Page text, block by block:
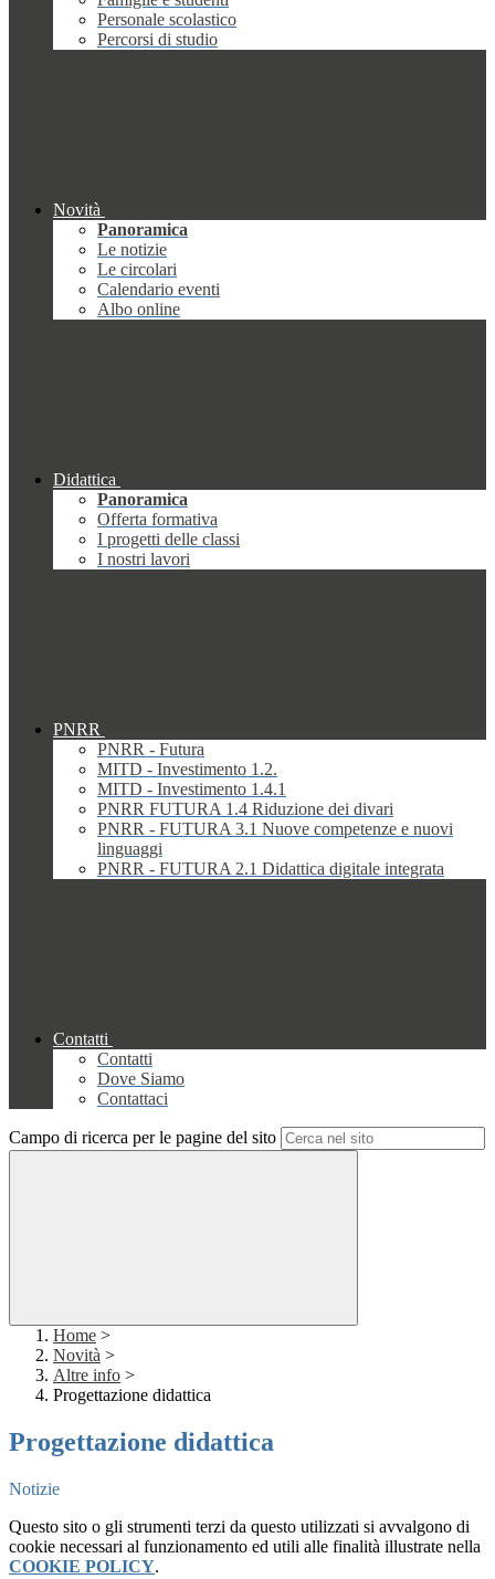
Personale scolastico
Percorsi di studio
Novità
Panoramica
Le notizie
Le circolari
Calendario eventi
Albo online
Didattica
Panoramica
Offerta formativa
I progetti delle classi
I nostri lavori
PNRR
PNRR - Futura
MITD - Investimento 1.2.
MITD - Investimento 1.4.1
PNRR FUTURA 1.4 Riduzione dei divari
PNRR - FUTURA 3.1 Nuove competenze e nuovi
linguaggi
PNRR - FUTURA 2.1 Didattica digitale integrata
Contatti
Contatti
Dove Siamo
Contattaci
Campo di ricerca per le pagine del sito
Home >
Novità >
Altre info >
Progettazione didattica
Progettazione didattica
Notizie
Questo sito o gli strumenti terzi da questo utilizzati si avvalgono di
cookie necessari al funzionamento ed utili alle finalità illustrate nella
COOKIE POLICY.